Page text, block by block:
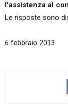
l'assistenza al
Le risposte sono
6 febbraio 2013